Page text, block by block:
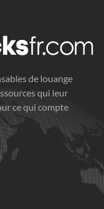
de louange
qui leur
ce qui compte